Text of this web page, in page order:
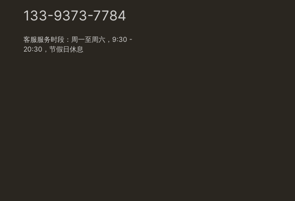
133-9373-7784
客服服务时段：周一至周六，9:30 -
20:30，节假日休息